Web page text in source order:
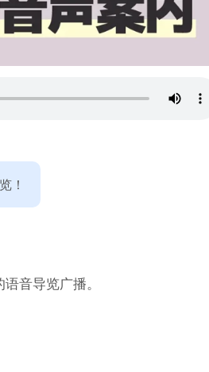
！
音导览广播。